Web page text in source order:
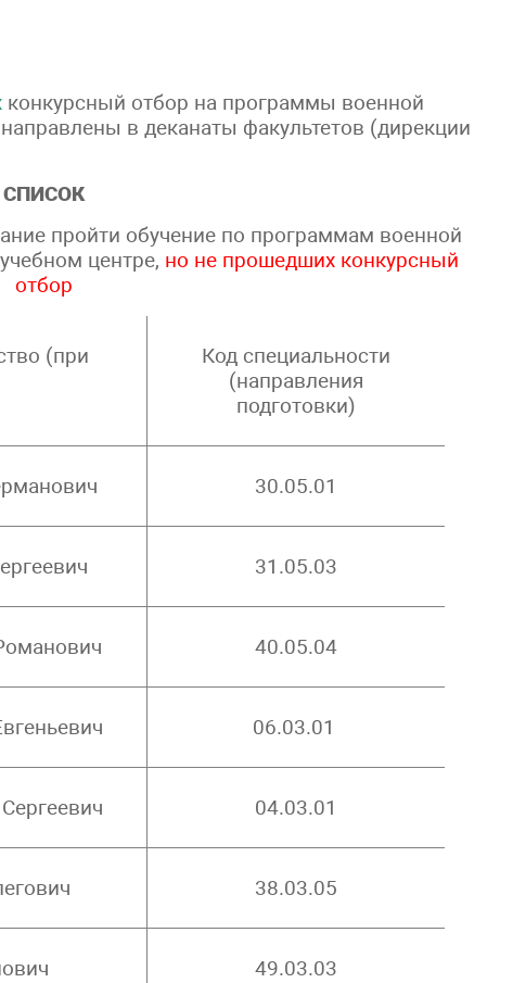
конкурсный отбор на программы военной
в деканаты факультетов (дирекции
СПИСОК
пройти обучение по программам военной
центре, но не прошедших конкурсный
отбор
(при
Код специальности
(направления
подготовки)
30.05.01
31.05.03
40.05.04
06.03.01
04.03.01
38.03.05
49.03.03